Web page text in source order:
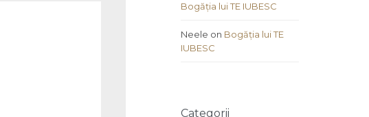
Bogăția lui TE IUBESC
Neele on Bogăția lui TE
IUBESC
Categorii